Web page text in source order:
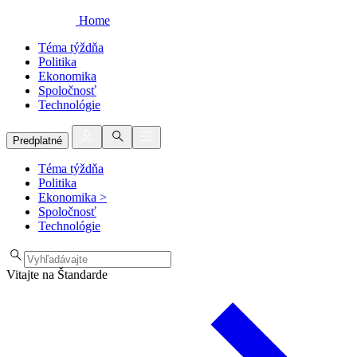
Home
Téma týždňa
Politika
Ekonomika
Spoločnosť
Technológie
Predplatné
Téma týždňa
Politika
Ekonomika >
Spoločnosť
Technológie
Vitajte na Štandarde